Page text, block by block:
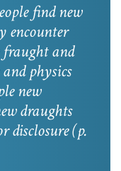
find new
encounter
fraught and
physics
new
draughts
disclosure(p.